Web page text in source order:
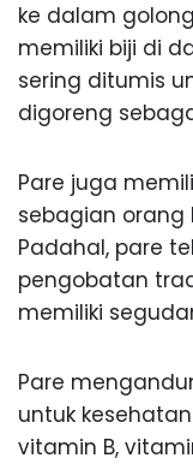
ke dalam
memiliki biji di
sering ditumis
digoreng
Pare juga
sebagian orang
Padahal, pare
pengobatan
memiliki
Pare
untuk
vitamin B,